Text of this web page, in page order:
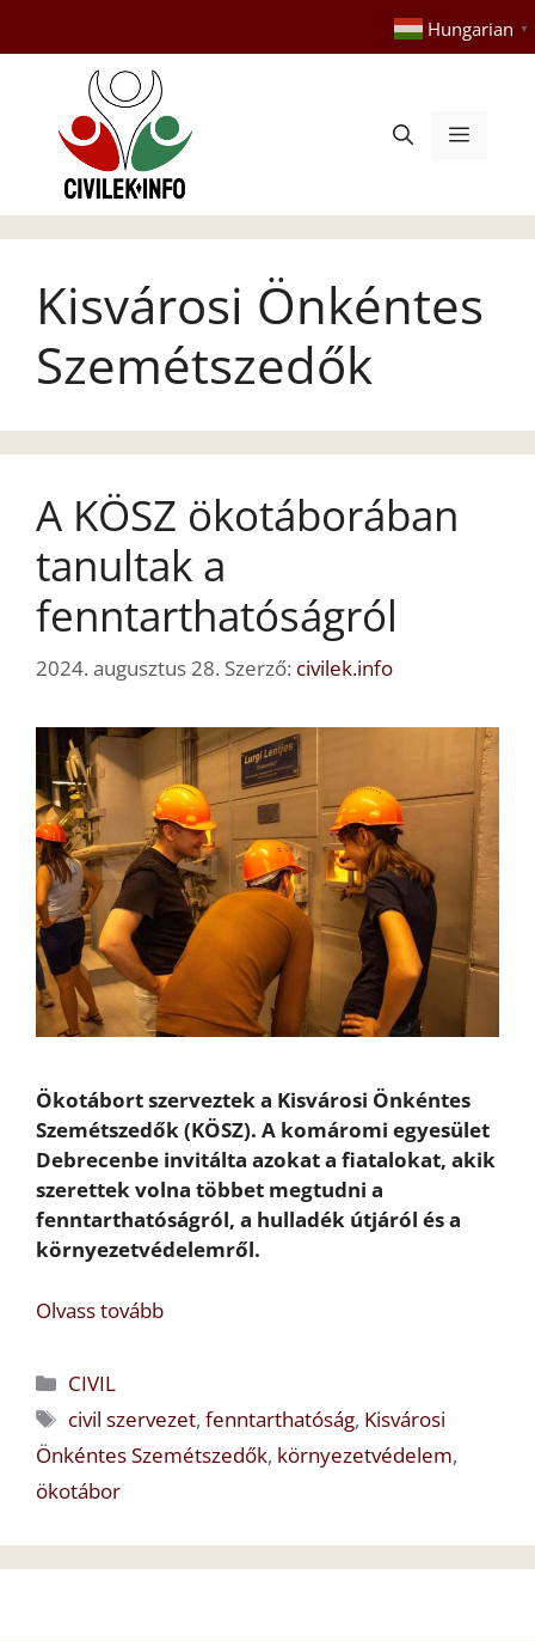
tartalomba
Hungarian ▼
Menü
Kisvárosi Önkéntes
Szemétszedők
A KÖSZ ökotáborában
tanultak a
fenntarthatóságról
2024. augusztus 28. Szerző: civilek.info
Ökotábort szerveztek a Kisvárosi Önkéntes
Szemétszedők (KÖSZ). A komáromi egyesület
Debrecenbe invitálta azokat a fiatalokat, akik
szerettek volna többet megtudni a
fenntarthatóságról, a hulladék útjáról és a
környezetvédelemről.
Olvass tovább
Kategória
CIVIL
Címkék
civil szervezet,fenntarthatóság, Kisvárosi
Önkéntes Szemétszedők, környezetvédelem,
ökotábor